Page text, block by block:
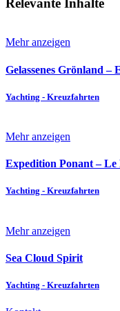
Mehr anzeigen
Gelassenes Grönland
Yachting - Kreuzfahrten
Mehr anzeigen
Expedition Ponant – Le
Yachting - Kreuzfahrten
Mehr anzeigen
Sea Cloud Spirit
Yachting - Kreuzfahrten